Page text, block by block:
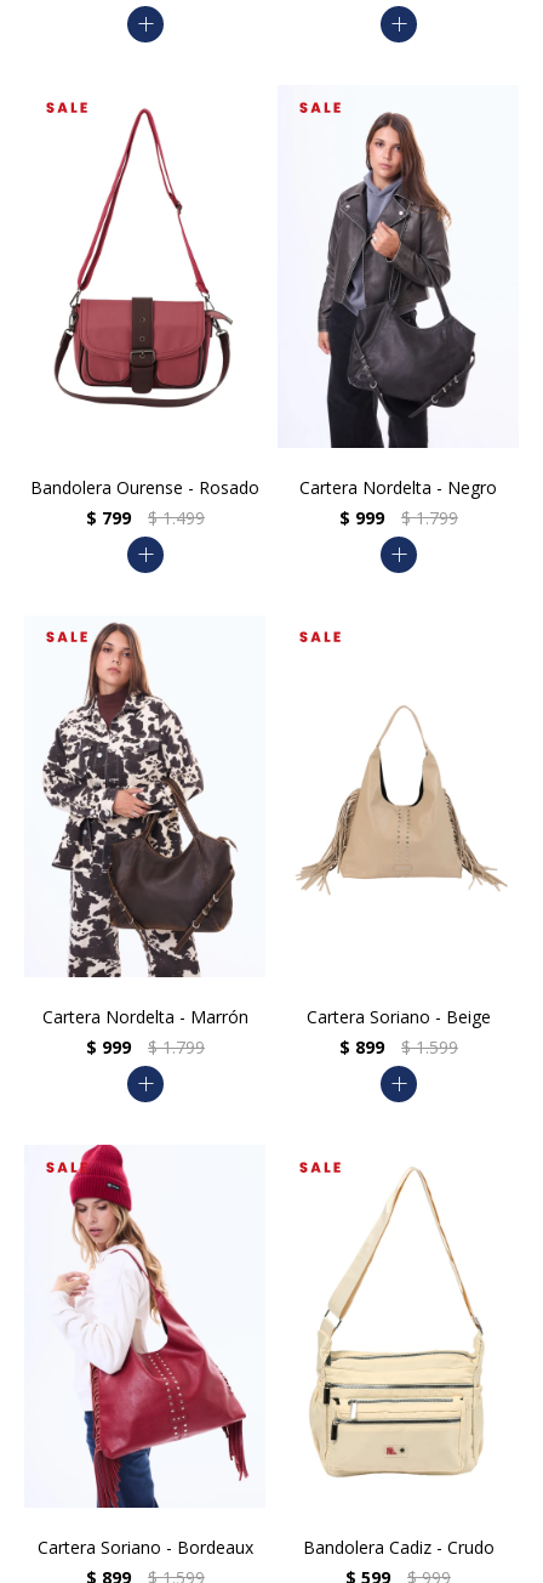
add add
Bandolera Ourense - Rosado
$ 799 $ 1.499
add
Cartera Nordelta - Negro
$ 999 $ 1.799
add
Cartera Nordelta - Marrón
$ 999 $ 1.799
add
Cartera Soriano - Beige
$ 899 $ 1.599
add
Cartera Soriano - Bordeaux
$ 899 $ 1.599
Bandolera Cadiz - Crudo
$ 599 $ 999